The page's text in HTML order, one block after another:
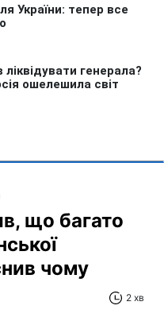
що багато
чому
2 хв